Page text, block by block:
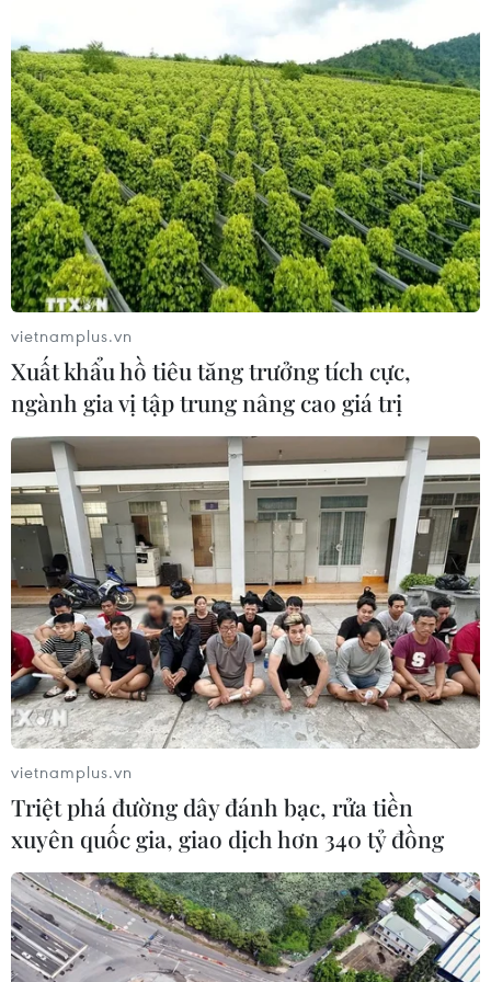
Trái cây Việt Nam còn nhiều dư địa
tại Thổ Nhĩ Kỳ
10/08/2026 09:44
Chứng khoán châu Á khởi sắc nhờ kỳ
vọng Fed giữ nguyên lãi suất
10/08/2026 09:41
VN-Index tăng gần 9 điểm nhờ nhóm
ngân hàng và năng lượng
10/08/2026 09:30
Khơi thông dòng vốn, đổi mới
phương thức cho vay, nâng cao năng
lực hấp thụ vốn
10/08/2026 09:26
Doanh nghiệp nhỏ và vừa được vay
với lãi suất thấp hơn ít nhất 1%/năm
10/08/2026 09:26
Khơi thông dòng vốn, đổi mới
phương thức cho vay, nâng cao năng
lực hấp thụ vốn
10/08/2026 09:25
vietnamplus.vn
Xuất khẩu hồ tiêu tăng trưởng tích cực,
ngành gia vị tập trung nâng cao giá trị
vietnamplus.vn
Triệt phá đường dây đánh bạc, rửa tiền
xuyên quốc gia, giao dịch hơn 340 tỷ đồng